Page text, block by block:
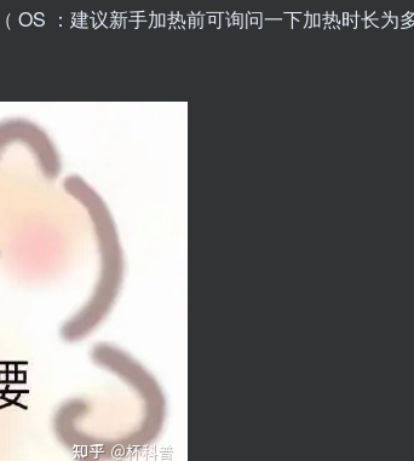
OS ：建议新手加热前可询问一下加热时长为